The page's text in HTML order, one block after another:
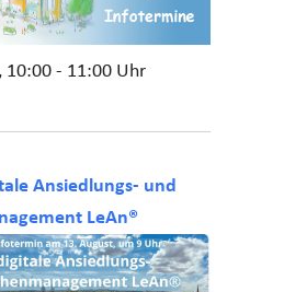
10:00 - 11:00 Uhr
Ansiedlungs- und
LeAn®